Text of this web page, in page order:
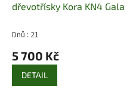
dřevotřísky Kora KN4 Gala
Dnů : 21
5 700 Kč
DETAIL